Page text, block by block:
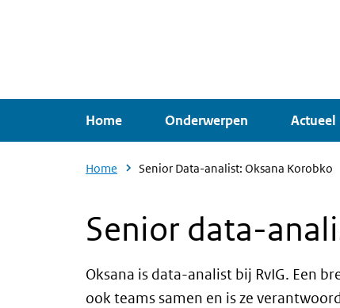
de
gaan
Home Onderwerpen Actueel
Home Senior Data-analist: Oksana Korobko
Senior data-
Oksana is data-analist bij RvIG. Een
ook teams samen en is ze